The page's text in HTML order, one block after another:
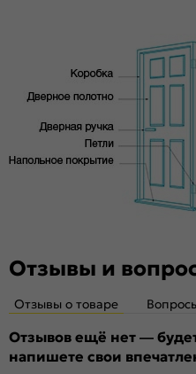
Без стекла
Декор
Особенности
Двери с алюминиевой
механизмом магнитной
бесшумного закрывания;
Отзывы и
Отзывы о товаре
Отзывов ещё нет —
напишете свои